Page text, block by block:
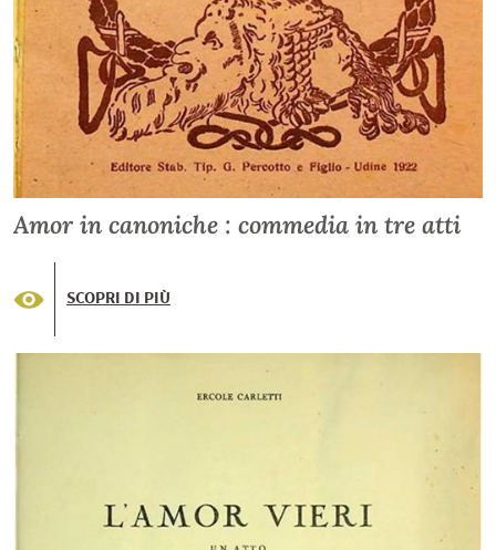
Amor in canoniche : commedia in tre atti
SCOPRI DI PIÙ